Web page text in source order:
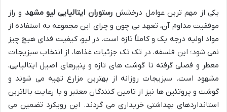
یکی از مهم ترین عوامل درخشش رستوران ایتالیایی لیو مشهد و راز
موفقیت مداوم آن، تعهد بی چون و چرای این مجموعه به استفاده از
مواد اولیه درجه یک و کاملاً تازه است. در لیو، کیفیت فدای هیچ چیز
نمی شود؛ این فلسفه، در تک تک جزئیات غذاها، از انتخاب سبزیجات
معطر و فصلی گرفته تا گوشت های تازه و پنیرهای اصیل ایتالیایی،
مشهود است. سبزیجات روزانه از بهترین مزارع تهیه می شوند و
گوشت و پروتئین ها نیز از تامین کنندگان معتبر و با رعایت بالاترین
استانداردهای بهداشتی خریداری می گردند. این رویکرد تضمین می